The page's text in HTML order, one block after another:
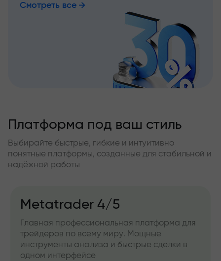
Смотреть все
Платформа под ваш стиль
Выбирайте быстрые, гибкие и интуитивно
понятные платформы, созданные для стабильной и
надёжной работы
Metatrader 4/5
Главная профессиональная платформа для
трейдеров по всему миру. Мощные
инструменты анализа и быстрые сделки в
одном интерфейсе